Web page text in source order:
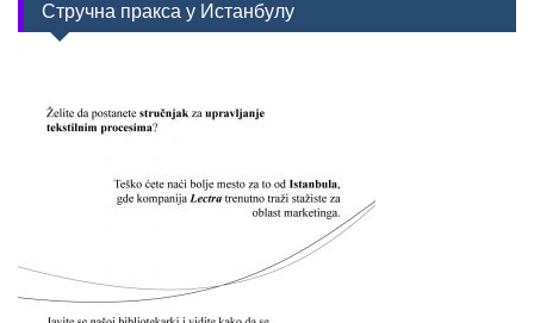
Стручна пракса у Истанбулу